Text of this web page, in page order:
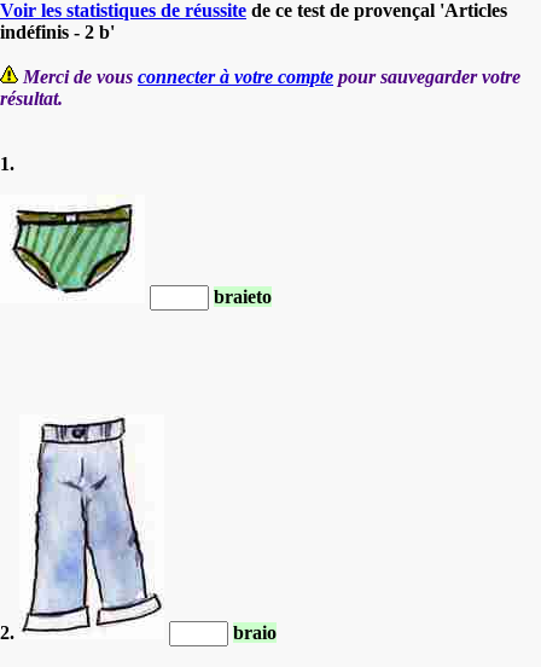
Voir les statistiques de réussite de ce test de provençal 'Articles
indéfinis - 2 b'
Merci de vous connecter à votre compte pour sauvegarder votre
résultat.
1.
braieto
2. braio